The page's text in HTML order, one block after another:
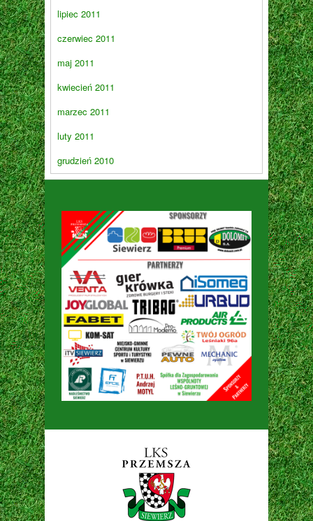
lipiec 2011
czerwiec 2011
maj 2011
kwiecień 2011
marzec 2011
luty 2011
grudzień 2010